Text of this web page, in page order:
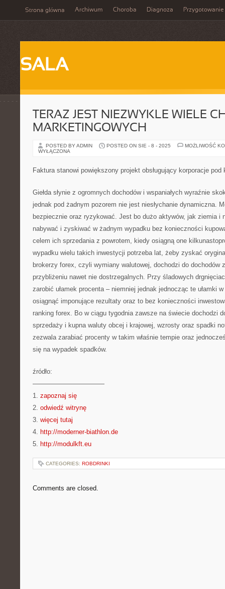
Strona główna Archiwum Choroba Diagnoza Przygotowanie
SALA
TERAZ JEST NIEZWYKLE WIELE
MARKETINGOWYCH
POSTED BY ADMIN POSTED ON SIE - 8 - 2025
MOŻLIWOŚĆ
WYŁĄCZONA
Faktura stanowi powiększony projekt obsługujący korporacje
Giełda słynie z ogromnych dochodów i wspaniałych wyraźnie
jednak pod żadnym pozorem nie jest niesłychanie dynamiczna.
bezpiecznie oraz ryzykować. Jest bo dużo aktywów, jak ziemia i
nabywać i zyskiwać w żadnym wypadku bez konieczności
celem ich sprzedania z powrotem, kiedy osiągną one
wypadku wielu takich inwestycji potrzeba lat, żeby zyskać
brokerzy forex, czyli wymiany walutowej, dochodzi do dochodów
przybliżeniu nawet nie dostrzegalnych. Przy śladowych
zarobić ułamek procenta – niemniej jednak jednocząc te ułamki
osiągnąć imponujące rezultaty oraz to bez konieczności
ranking forex. Bo w ciągu tygodnia zawsze na świecie dochodzi
sprzedaży i kupna waluty obcej i krajowej, wzrosty oraz spadki
zezwala zarabiać procenty w takim właśnie tempie oraz
się na wypadek spadków.
źródło:
———————————
1. zapoznaj się
2. odwiedź witrynę
3. więcej tutaj
4. http://moderner-biathlon.de
5. http://modulkft.eu
CATEGORIES: ROBDRINKI
Comments are closed.